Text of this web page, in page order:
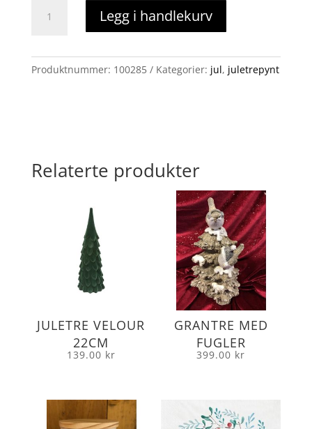
lollipop
Legg i handlekurv
Produktnummer: 100285 Kategorier: jul, juletrepynt
Relaterte produkter
JULETRE VELOUR
22CM
139.00 kr
GRANTRE MED
FUGLER
399.00 kr